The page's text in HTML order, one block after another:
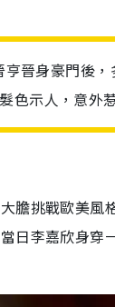
晉身豪門後
色示人，意外
膽挑戰歐美
日李嘉欣身